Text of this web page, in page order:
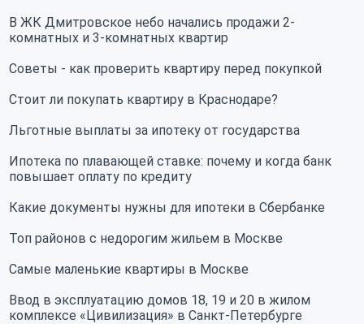
В ЖК Дмитровское небо начались продажи 2-
комнатных и 3-комнатных квартир
Советы - как проверить квартиру перед покупкой
Стоит ли покупать квартиру в Краснодаре?
Льготные выплаты за ипотеку от государства
Ипотека по плавающей ставке: почему и когда банк
повышает оплату по кредиту
Какие документы нужны для ипотеки в Сбербанке
Топ районов с недорогим жильем в Москве
Самые маленькие квартиры в Москве
Ввод в эксплуатацию домов 18, 19 и 20 в жилом
комплексе «Цивилизация» в Санкт-Петербурге